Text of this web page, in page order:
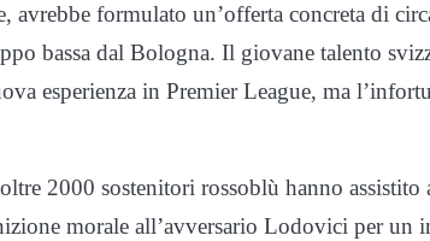
avrebbe formulato un’offerta concreta di
bassa dal Bologna. Il giovane talento
esperienza in Premier League, ma
2000 sostenitori rossoblù hanno assistito
morale all’avversario Lodovici per un